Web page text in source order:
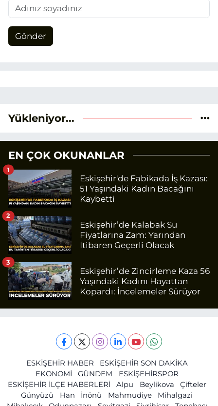
Gönder
Yükleniyor...
EN ÇOK OKUNANLAR
Eskişehir'de Fabikada İş Kazası:
51 Yaşındaki Kadın Bacağını
Kaybetti
1
Eskişehir’de Kalabak Su
Fiyatlarına Zam: Yarından
İtibaren Geçerli Olacak
2
Eskişehir’de Zincirleme Kaza 56
Yaşındaki Kadını Hayattan
Kopardı: İncelemeler Sürüyor
3
ESKİŞEHİR HABER
ESKİŞEHİR SON DAKİKA
EKONOMİ
GÜNDEM
ESKİŞEHİRSPOR
ESKİŞEHİR İLÇE HABERLERİ
Alpu Beylikova
Çifteler
Günyüzü
Han İnönü Mahmudiye
Mihalgazi